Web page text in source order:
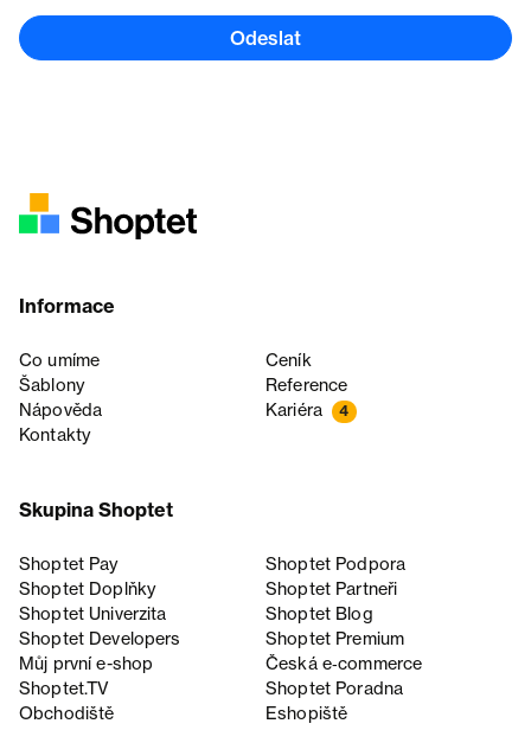
Odeslat
Informace
Co umíme
Ceník
Šablony
Reference
Nápověda
Kariéra 4
Kontakty
Skupina Shoptet
Shoptet Pay
Shoptet Podpora
Shoptet Doplňky
Shoptet Partneři
Shoptet Univerzita
Shoptet Blog
Shoptet Developers
Shoptet Premium
Můj první e-shop
Česká e‑commerce
Shoptet.TV
Shoptet Poradna
Obchodiště
Eshopiště